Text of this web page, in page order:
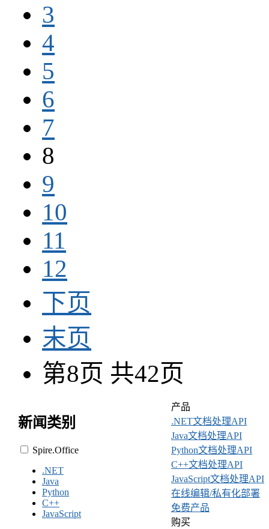
3
4
5
6
7
8
9
10
11
12
下页
末页
第8页 共42页
新闻类别
Spire.Office
.NET
Java
Python
C++
JavaScript
产品
.NET文档处理API
Java文档处理API
Python文档处理API
C++文档处理API
JavaScript文档处理API
在线编辑/私有化部署
免费产品
购买